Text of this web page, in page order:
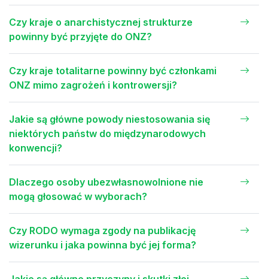
Czy kraje o anarchistycznej strukturze
powinny być przyjęte do ONZ?
Czy kraje totalitarne powinny być członkami
ONZ mimo zagrożeń i kontrowersji?
Jakie są główne powody niestosowania się
niektórych państw do międzynarodowych
konwencji?
Dlaczego osoby ubezwłasnowolnione nie
mogą głosować w wyborach?
Czy RODO wymaga zgody na publikację
wizerunku i jaka powinna być jej forma?